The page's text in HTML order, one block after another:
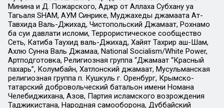
Минина и Д. Пожарского, Аджр от Аллаха Субхану уа
Тагьаля SHAM, АУМ Синрике, Муджахеды джамаата Ат-
Тавхида Валь-Джихад, Чистопольский Джамаат, Рохнамо
ба суи давлати исломи, Террористическое сообщество
Сеть, Катиба Таухид валь-Джихад, Хайят Тахрир аш-Шам,
Ахлю Сунна Валь Джамаа, National Socialism/White Power,
Артподготовка, Религиозная группа “Джамаат “Красный
пахарь”, Колумбайн, Хатлонский джамаат, Мусульманская
религиозная группа п. Кушкуль г. Оренбург, Крымско-
татарский добровольческий батальон имени Номана
Челебиджихана, Азов, Партия исламского возрождения
Таджикистана, Народная самооборона, Дуббайский